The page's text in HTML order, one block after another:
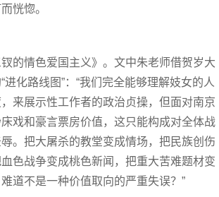
恍惚。
的情色爱国主义》。文中朱老师借贺岁大
化路线图”：“我们完全能够理解妓女的人
来展示性工作者的政治贞操，但面对南京
戏和豪言票房价值，这只能构成对全体战
。把大屠杀的教堂变成情场，把民族创伤
色战争变成桃色新闻，把重大苦难题材变
难道不是一种价值取向的严重失误？”